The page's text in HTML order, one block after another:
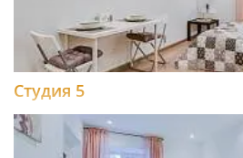
Студия 5